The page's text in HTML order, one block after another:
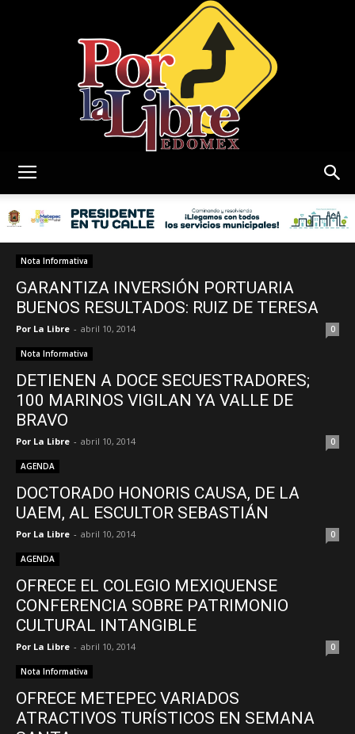
–
Nota Informativa
GARANTIZA INVERSIÓN PORTUARIA
BUENOS RESULTADOS: RUIZ DE TERESA
Por La Libre - abril 10, 2014 0
Nota Informativa
DETIENEN A DOCE SECUESTRADORES;
100 MARINOS VIGILAN YA VALLE DE
BRAVO
Por La Libre - abril 10, 2014 0
AGENDA
DOCTORADO HONORIS CAUSA, DE LA
UAEM, AL ESCULTOR SEBASTIÁN
Por La Libre - abril 10, 2014 0
AGENDA
OFRECE EL COLEGIO MEXIQUENSE
CONFERENCIA SOBRE PATRIMONIO
CULTURAL INTANGIBLE
Por La Libre - abril 10, 2014 0
Nota Informativa
OFRECE METEPEC VARIADOS
ATRACTIVOS TURÍSTICOS EN SEMANA